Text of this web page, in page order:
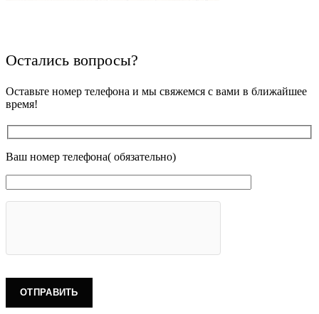
Остались вопросы?
Оставьте номер телефона и мы свяжемся с вами в ближайшее
время!
Ваш номер телефона( обязательно)